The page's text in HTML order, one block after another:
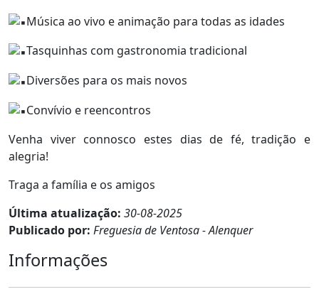
Música ao vivo e animação para todas as idades
Tasquinhas com gastronomia tradicional
Diversões para os mais novos
Convívio e reencontros
Venha viver connosco estes dias de fé, tradição e
alegria!
Traga a família e os amigos
Última atualização: 30-08-2025
Publicado por: Freguesia de Ventosa - Alenquer
Informações